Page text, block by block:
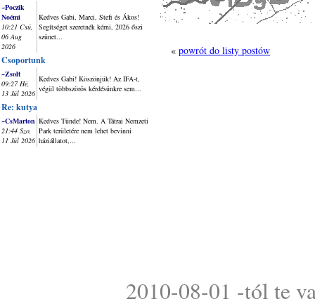
~Poczik
Noémi
10:21 Csü,
06 Aug
2026
Kedves Gabi, Marci, Stefi és Ákos!
Segítséget szeretnék kérni, 2026 őszi
szünet...
Csoportunk
~Zsolt
09:27 Hé,
13 Júl 2026
Kedves Gabi! Köszönjük! Az IFA-t,
végül többszörös kérdésünkre sem...
Re: kutya
~CsMarton
21:44 Szo,
11 Júl 2026
Kedves Tünde! Nem. A Tátrai Nemzeti
Park területére nem lehet bevinni
háziállatot,...
« powrót do listy postów
2010-08-01 -tól te